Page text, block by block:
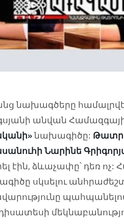
նախագծերը
անվան
նախագիծը:
Նարինե
էին, ձևաչափը՝ դեռ
սկսելու